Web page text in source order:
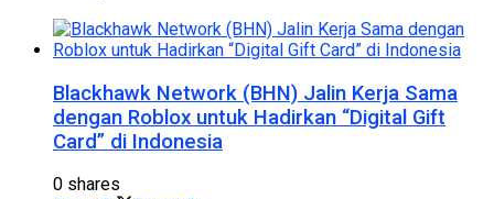
Blackhawk Network (BHN) Jalin Kerja Sama
dengan Roblox untuk Hadirkan “Digital Gift
Card” di Indonesia
0 shares